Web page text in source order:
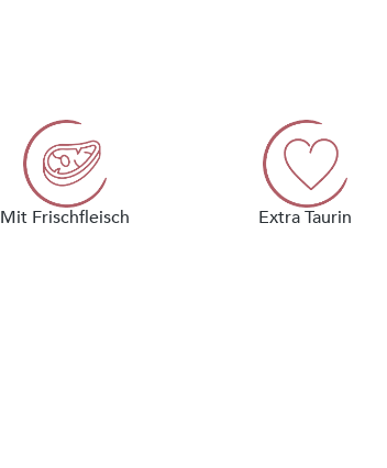
Mit Frischfleisch Extra Taurin